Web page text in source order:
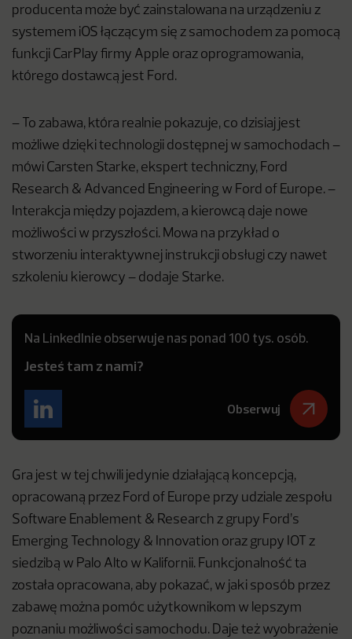
producenta może być zainstalowana na urządzeniu z
systemem iOS łączącym się z samochodem za pomocą
funkcji CarPlay firmy Apple oraz oprogramowania,
którego dostawcą jest Ford.
– To zabawa, która realnie pokazuje, co dzisiaj jest
możliwe dzięki technologii dostępnej w samochodach –
mówi Carsten Starke, ekspert techniczny, Ford
Research & Advanced Engineering w Ford of Europe. –
Interakcja między pojazdem, a kierowcą daje nowe
możliwości w przyszłości. Mowa na przykład o
stworzeniu interaktywnej instrukcji obsługi czy nawet
szkoleniu kierowcy – dodaje Starke.
Na LinkedInie obserwuje nas ponad 100 tys. osób.
Jesteś tam z nami?
Obserwuj
Gra jest w tej chwili jedynie działającą koncepcją,
opracowaną przez Ford of Europe przy udziale zespołu
Software Enablement & Research z grupy Ford’s
Emerging Technology & Innovation oraz grupy IOT z
siedzibą w Palo Alto w Kalifornii. Funkcjonalność ta
została opracowana, aby pokazać, w jaki sposób przez
zabawę można pomóc użytkownikom w lepszym
poznaniu możliwości samochodu. Daje też wyobrażenie